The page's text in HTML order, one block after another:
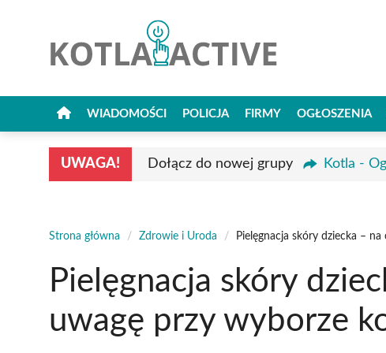
WIADOMOŚCI POLICJA FIRMY OGŁOSZENIA
UWAGA! Dołącz do nowej grupy Kotla -
Strona główna / Zdrowie i Uroda / Pielęgnacja skóry dziecka –
Pielęgnacja skóry
uwagę przy wyborze